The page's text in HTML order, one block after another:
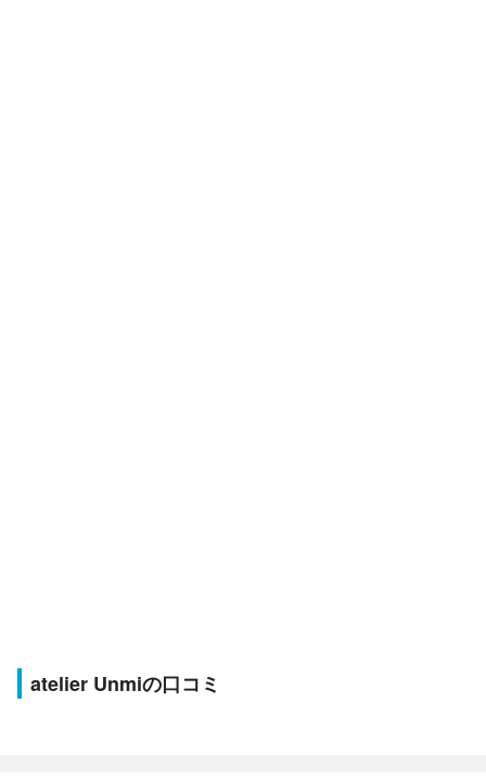
atelier Unmiの口コミ